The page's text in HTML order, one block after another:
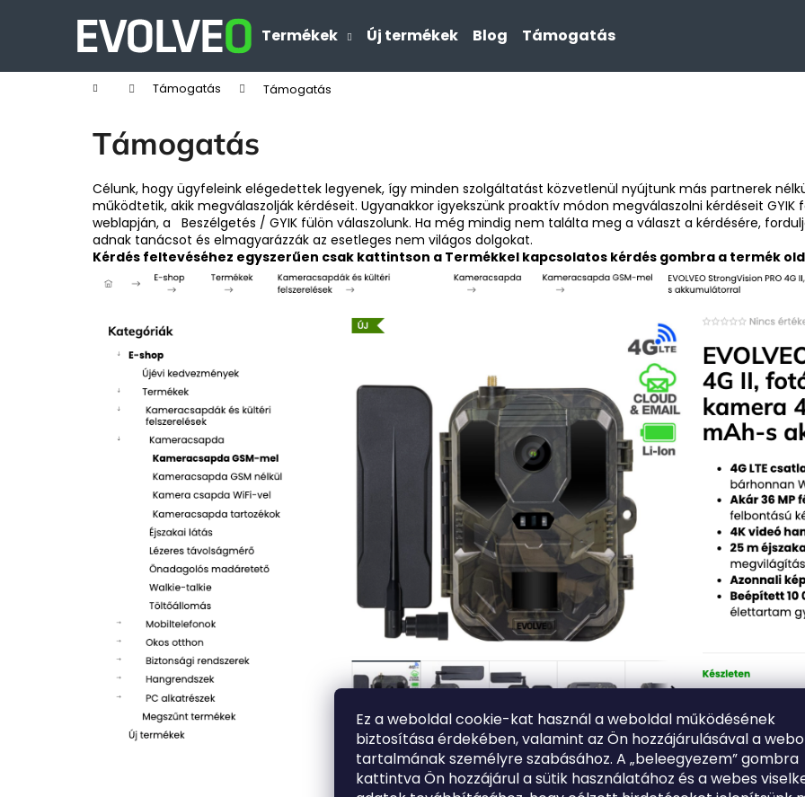
Ez a weboldal cookie-kat használ a weboldal működésének
biztosítása érdekében, valamint az Ön hozzájárulásával a
tartalmának személyre szabásához. A „beleegyezem” gombra
kattintva Ön hozzájárul a sütik használatához és a webes
Termékek Új termékek Blog Támogatás
KezdőlapTámogatás Támogatás
Támogatás
Célunk, hogy ügyfeleink elégedettek legyenek, így minden szolgáltatást közvetlenül nyújtunk más partnerek
működtetik, akik megválaszolják kérdéseit. Ugyanakkor igyekszünk proaktív módon megválaszolni kérdéseit
weblapján, a Beszélgetés / GYIK fülön válaszolunk. Ha még mindig nem találta meg a választ a kérdésére,
adnak tanácsot és elmagyarázzák az esetleges nem világos dolgokat.
Kérdés feltevéséhez egyszerűen csak kattintson a Termékkel kapcsolatos kérdés gombra a termék
á
Vissza
Vissza